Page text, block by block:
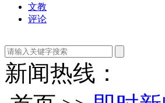
文教
评论
新闻热线：